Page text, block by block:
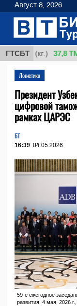
ГТСБТ
(кг.) 37,8 ТМТ
Логистика
Президент
цифровой
рамках ЦАРЭС
БТ
16:39 04.05.2026
59-е ежегодное
развития, 4 мая, 2026
Август 8, 2026